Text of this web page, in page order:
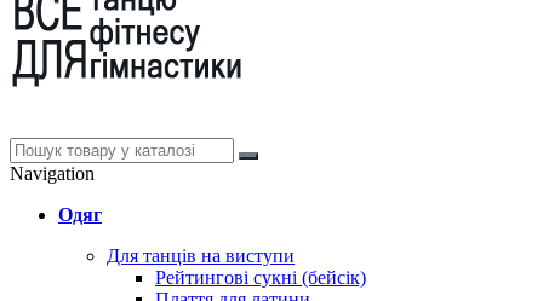
Navigation
Одяг
Для танців на виступи
Рейтингові сукні (бейсік)